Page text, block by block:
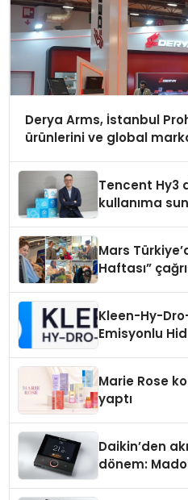
Derya Arms, İstanbul
ürünlerini ve global
Tencent Hy3
kullanıma
Mars
Haftası”
Kleen-Hy-
Emisyonlu
Marie Rose
yaptı
Daikin’den
dönem: